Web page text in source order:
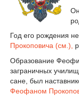
Год его рождения
Прокоповича (см.),
Образование
заграничных
сане, был
Феофаном